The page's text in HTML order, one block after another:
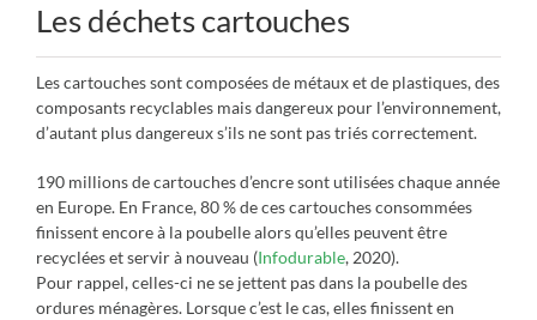
Les déchets cartouches
Les cartouches sont composées de métaux et de plastiques, des
composants recyclables mais dangereux pour l’environnement,
d’autant plus dangereux s’ils ne sont pas triés correctement.
190 millions de cartouches d’encre sont utilisées chaque année
en Europe. En France, 80 % de ces cartouches consommées
finissent encore à la poubelle alors qu’elles peuvent être
recyclées et servir à nouveau (Infodurable, 2020).
Pour rappel, celles-ci ne se jettent pas dans la poubelle des
ordures ménagères. Lorsque c’est le cas, elles finissent en